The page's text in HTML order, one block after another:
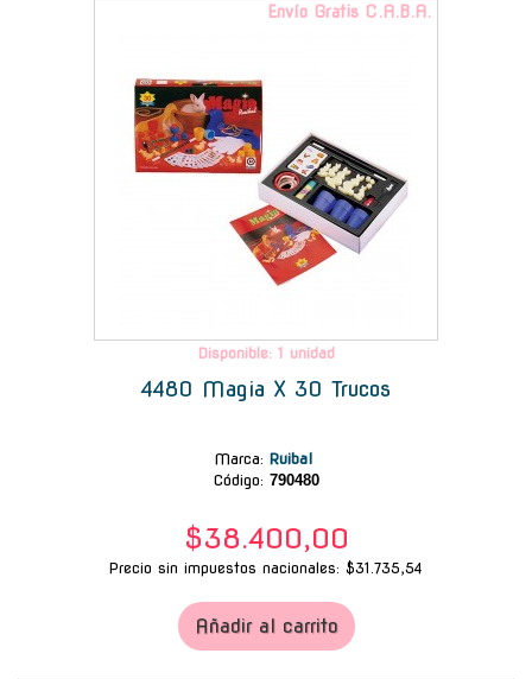
Envío Gratis C.A.B.A.
Disponible: 1 unidad
4480 Magia X 30 Trucos
Marca: Ruibal
Código: 790480
$38.400,00
Precio sin impuestos nacionales: $31.735,54
Añadir al carrito